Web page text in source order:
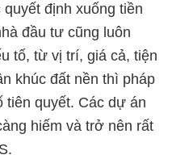
định xuống tiền
đầu tư cũng luôn
tố, từ vị trí, giá cả, tiện
khúc đất nền thì pháp
tiên quyết. Các dự án
hiếm và trở nên rất